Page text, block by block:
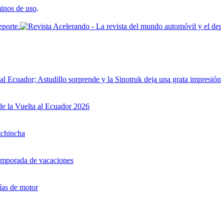
de uso.
Ecuador; Astudillo sorprende y la Sinotruk deja una grata impresión
la Vuelta al Ecuador 2026
de vacaciones
de motor